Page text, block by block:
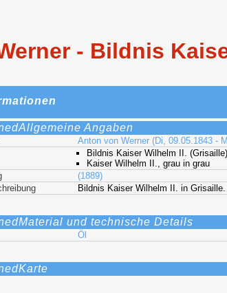
- Bildnis
Allgemeine Angaben
Anton von Werner (Di, 09.05.1843 -
Bildnis Kaiser Wilhelm II. (Grisaille)
Kaiser Wilhelm II., grau in grau
(1889)
Bildnis Kaiser Wilhelm II. in Grisaille.
Material und technische Details
Öl
Karte